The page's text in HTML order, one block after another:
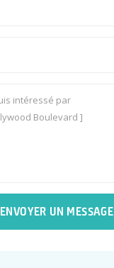
ENVOYER UN MESSAGE